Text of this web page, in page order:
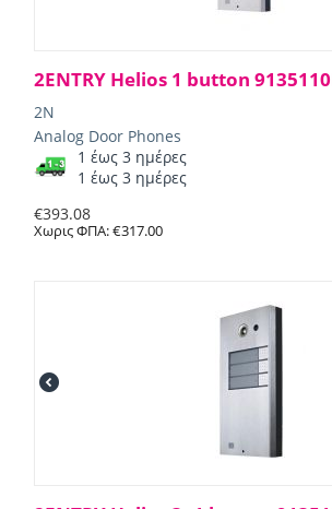
2ENTRY Helios 1 button
2N
Analog Door Phones
1 έως 3 ημέρες
1 έως 3 ημέρες
€393.08
Χωρις ΦΠΑ:€317.00